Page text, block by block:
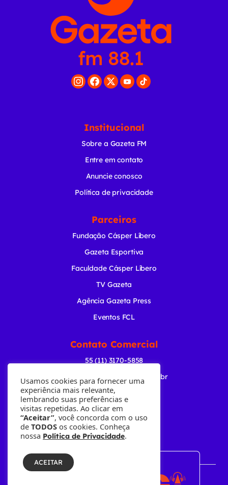
Institucional
Sobre a Gazeta FM
Entre em contato
Anuncie conosco
Política de privacidade
Parceiros
Fundação Cásper Líbero
Gazeta Esportiva
Faculdade Cásper Líbero
TV Gazeta
Agência Gazeta Press
Eventos FCL
Contato Comercial
55 (11) 3170-5858
comercial@radiogazeta.com.br
Baixe nosso APP
Usamos cookies para fornecer uma
experiência mais relevante,
lembrando suas preferências e
visitas repetidas. Ao clicar em
“Aceitar”, você concorda com o uso
de TODOS os cookies. Conheça
nossa Política de Privacidade.
ACEITAR